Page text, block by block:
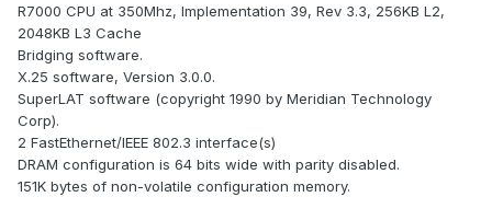
R7000 CPU at 350Mhz, Implementation 39, Rev 3.3, 256KB L2,
2048KB L3 Cache
Bridging software.
X.25 software, Version 3.0.0.
SuperLAT software (copyright 1990 by Meridian Technology
Corp).
2 FastEthernet/IEEE 802.3 interface(s)
DRAM configuration is 64 bits wide with parity disabled.
151K bytes of non-volatile configuration memory.